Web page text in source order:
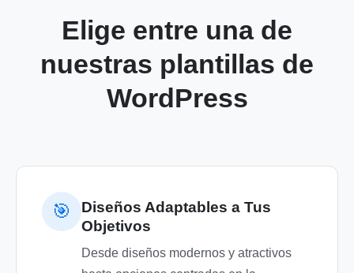
Elige entre una de
nuestras plantillas de
WordPress
🎯
Diseños Adaptables a Tus
Objetivos
Desde diseños modernos y atractivos